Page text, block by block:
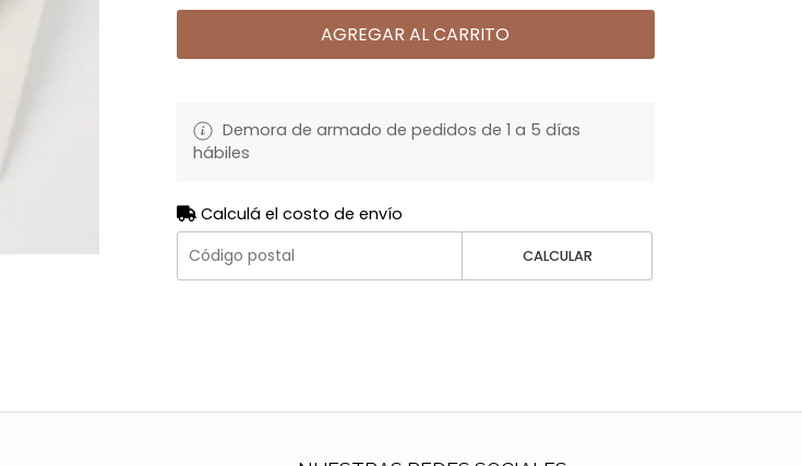
AGREGAR AL CARRITO
Demora de armado de pedidos de 1 a 5 días
hábiles
Calculá el costo de envío
CALCULAR